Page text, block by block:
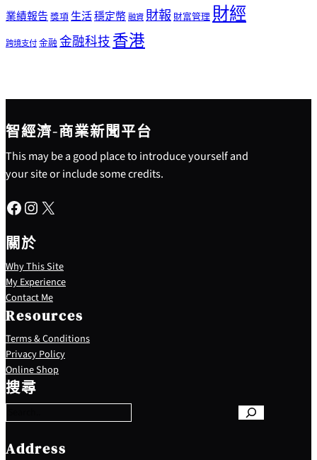
業績報告 獎項生活穩定幣融資 財報 財富管理 財經
跨境支付金融 金融科技 香港
智經濟-商業新聞平台
This may be a good place to introduce yourself and
your site or include some credits.
Facebook Instagram X
關於
Why This Site
My Experience
Contact Me
Resources
Terms & Conditions
Privacy Policy
Online Shop
搜尋
S
e
a
c
h
Address